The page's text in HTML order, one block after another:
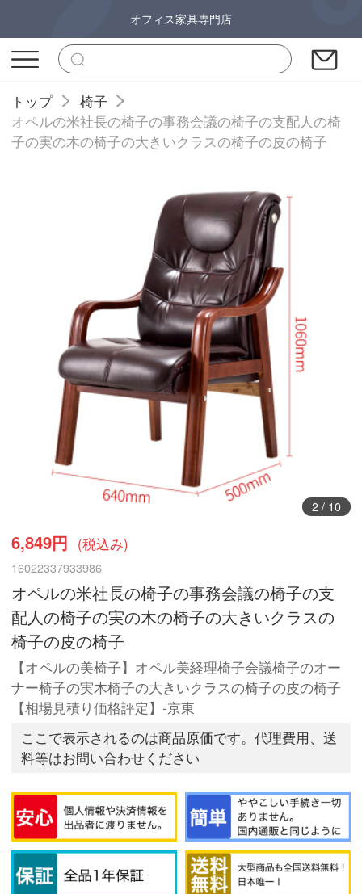
オフィス家具専門店
トップ
椅子
オペルの米社長の椅子の事務会議の椅子の支配人の椅
子の実の木の椅子の大きいクラスの椅子の皮の椅子
3/ 10
6,849円 (税込み)
16022337933986
オペルの米社長の椅子の事務会議の椅子の支
配人の椅子の実の木の椅子の大きいクラスの
椅子の皮の椅子
【オペルの美椅子】オペル美経理椅子会議椅子のオー
ナー椅子の実木椅子の大きいクラスの椅子の皮の椅子
【相場見積り価格評定】-京東
ここで表示されるのは商品原価です。代理費用、送
料等はお問い合わせください